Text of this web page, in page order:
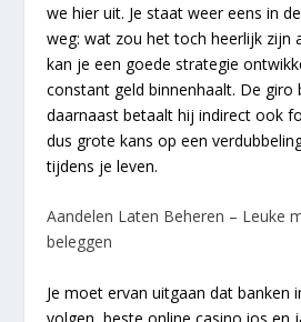
we hier uit. Je staat weer eens in
weg: wat zou het toch heerlijk zijn
kan je een goede strategie
constant geld binnenhaalt. De giro
daarnaast betaalt hij indirect ook
dus grote kans op een
tijdens je leven.
Aandelen Laten Beheren – Leuke
beleggen
Je moet ervan uitgaan dat banken
volgen, beste online casino ios en